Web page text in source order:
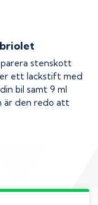
stenskott
ett lackstift med
bil samt 9 ml
är den redo att